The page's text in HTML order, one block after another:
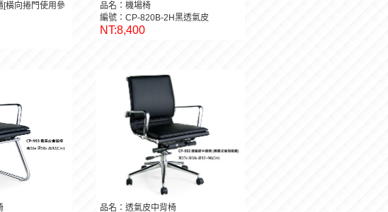
[橫向捲門使用參
品名：機場椅
編號：CP-820B-2H黑透氣皮
NT:8,400
品名：透氣皮中背椅